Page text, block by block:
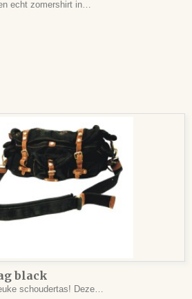
echt zomershirt in…
black
schoudertas! Deze…